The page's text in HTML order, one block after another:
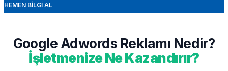
HEMEN BILGI AL
Google Adwords Reklamı Nedir?
İşletmenize Ne Kazandırır?